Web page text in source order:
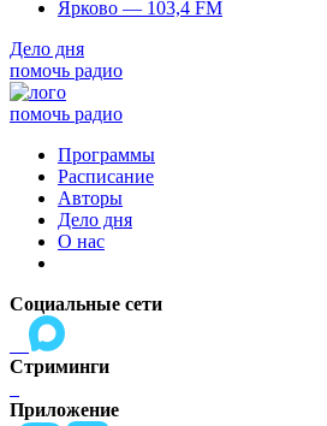
Ярково — 103,4 FM
Дело дня
помочь радио
помочь радио
Программы
Расписание
Авторы
Дело дня
О нас
Социальные сети
Стриминги
Приложение